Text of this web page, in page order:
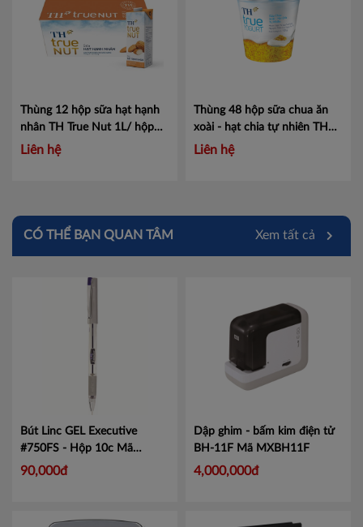
Thùng 12 hộp sữa hạt hạnh
nhân TH True Nut 1L/ hộp
Mã 451003112
Liên hệ
Thùng 48 hộp sữa chua ăn
xoài - hạt chia tự nhiên TH
True Yogurt 110g
Liên hệ
CÓ THỂ BẠN QUAN TÂM Xem tất cả
Bút Linc GEL Executive
#750FS - Hộp 10c Mã
LIN750
90,000đ
Dập ghim - bấm kim điện tử
BH-11F Mã MXBH11F
4,000,000đ